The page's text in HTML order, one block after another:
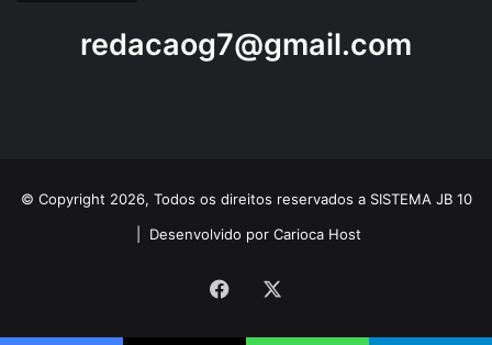
redacaog7@gmail.com
© Copyright 2026, Todos os direitos reservados a SISTEMA JB 10
Desenvolvido por Carioca Host
Facebook